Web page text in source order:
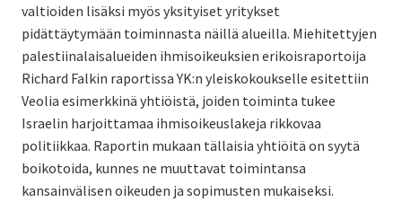
valtioiden lisäksi myös yksityiset yritykset
pidättäytymään toiminnasta näillä alueilla. Miehitettyjen
palestiinalaisalueiden ihmisoikeuksien erikoisraportoija
Richard Falkin raportissa YK:n yleiskokoukselle esitettiin
Veolia esimerkkinä yhtiöistä, joiden toiminta tukee
Israelin harjoittamaa ihmisoikeuslakeja rikkovaa
politiikkaa. Raportin mukaan tällaisia yhtiöitä on syytä
boikotoida, kunnes ne muuttavat toimintansa
kansainvälisen oikeuden ja sopimusten mukaiseksi.